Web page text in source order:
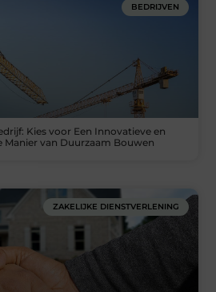
BEDRIJVEN
Kies voor Een Innovatieve en
Manier van Duurzaam Bouwen
ZAKELIJKE DIENSTVERLENING